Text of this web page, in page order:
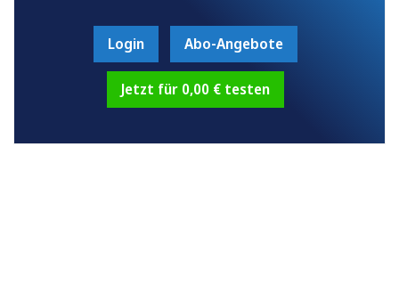
Login Abo-Angebote
Jetzt für 0,00 € testen